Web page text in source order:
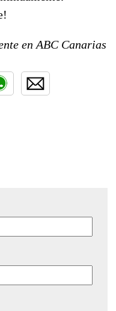
en ABC Canarias